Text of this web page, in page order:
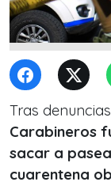
Tras
Carabineros
sacar a
cuarentena